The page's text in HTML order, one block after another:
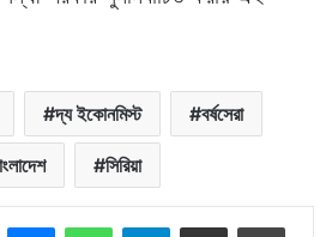
দ্য ইকোনমিস্ট বর্ষসেরা
সিরিয়া
MessengerWhatsAppTelegramইমেইলে শেয়ার করুন প্রিন্ট